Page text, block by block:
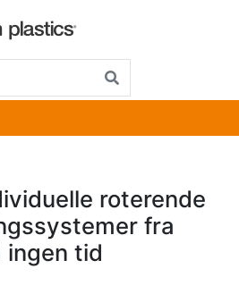
roterende
fra
ingen tid